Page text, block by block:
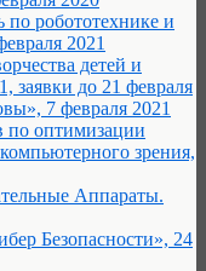
робототехнике и
2021
детей и
заявки до 21 февраля
7 февраля 2021
по оптимизации
зрения,
Аппараты.
Безопасности», 24